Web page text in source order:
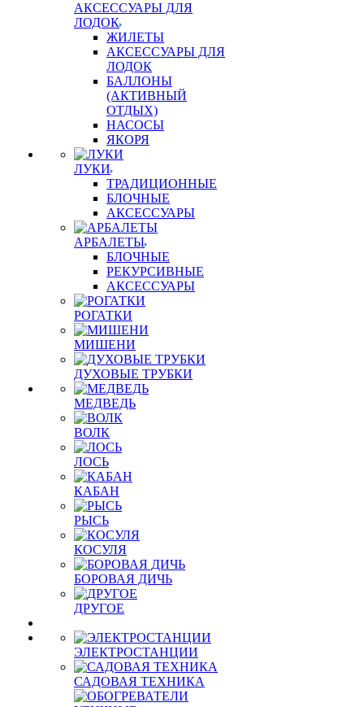
АКСЕССУАРЫ ДЛЯ
ЛОДОК
ЖИЛЕТЫ
АКСЕССУАРЫ ДЛЯ
ЛОДОК
БАЛЛОНЫ
(АКТИВНЫЙ
ОТДЫХ)
НАСОСЫ
ЯКОРЯ
ЛУКИ
ТРАДИЦИОННЫЕ
БЛОЧНЫЕ
АКСЕССУАРЫ
АРБАЛЕТЫ
БЛОЧНЫЕ
РЕКУРСИВНЫЕ
АКСЕССУАРЫ
РОГАТКИ
МИШЕНИ
ДУХОВЫЕ ТРУБКИ
МЕДВЕДЬ
ВОЛК
ЛОСЬ
КАБАН
РЫСЬ
КОСУЛЯ
БОРОВАЯ ДИЧЬ
ДРУГОЕ
ЭЛЕКТРОСТАНЦИИ
САДОВАЯ ТЕХНИКА